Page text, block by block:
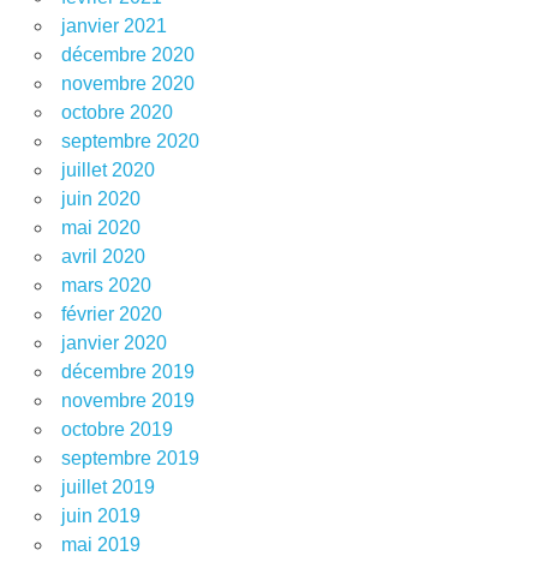
janvier 2021
décembre 2020
novembre 2020
octobre 2020
septembre 2020
juillet 2020
juin 2020
mai 2020
avril 2020
mars 2020
février 2020
janvier 2020
décembre 2019
novembre 2019
octobre 2019
septembre 2019
juillet 2019
juin 2019
mai 2019